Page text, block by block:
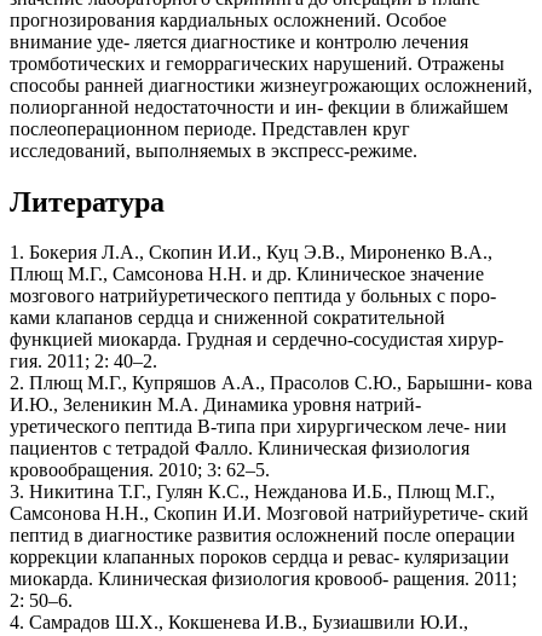
прогнозирования кардиальных осложнений. Особое
внимание уде- ляется диагностике и контролю лечения
тромботических и геморрагических нарушений. Отражены
способы ранней диагностики жизнеугрожающих осложнений,
полиорганной недостаточности и ин- фекции в ближайшем
послеоперационном периоде. Представлен круг
исследований, выполняемых в экспресс-режиме.
Литература
1. Бокерия Л.А., Скопин И.И., Куц Э.В., Мироненко В.А.,
Плющ М.Г., Самсонова Н.Н. и др. Клиническое значение
мозгового натрийуретического пептида у больных с поро-
ками клапанов сердца и сниженной сократительной
функцией миокарда. Грудная и сердечно-сосудистая хирур-
гия. 2011; 2: 40–2.
2. Плющ М.Г., Купряшов А.А., Прасолов С.Ю., Барышни- кова
И.Ю., Зеленикин М.А. Динамика уровня натрий-
уретического пептида В-типа при хирургическом лече- нии
пациентов с тетрадой Фалло. Клиническая физиология
кровообращения. 2010; 3: 62–5.
3. Никитина Т.Г., Гулян К.С., Нежданова И.Б., Плющ М.Г.,
Самсонова Н.Н., Скопин И.И. Мозговой натрийуретиче- ский
пептид в диагностике развития осложнений после операции
коррекции клапанных пороков сердца и ревас- куляризации
миокарда. Клиническая физиология кровооб- ращения. 2011;
2: 50–6.
4. Самрадов Ш.Х., Кокшенева И.В., Бузиашвили Ю.И.,